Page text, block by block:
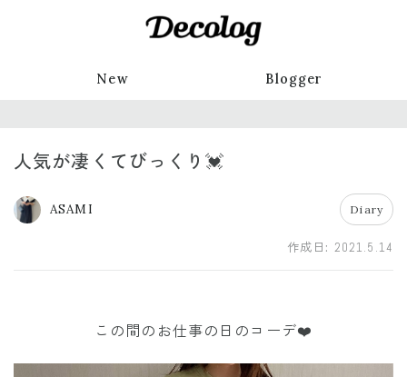
New Blogger
人気が凄くてびっくり💓
ASAMI Diary
作成日: 2021.5.14
この間のお仕事の日のコーデ❤️